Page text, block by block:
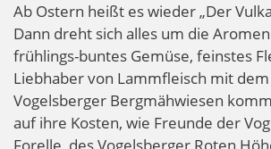
Ab Ostern heißt es wieder „Der
Dann dreht sich alles um die
frühlings-buntes Gemüse, feinstes
Liebhaber von Lammfleisch mit
Vogelsberger Bergmähwiesen
auf ihre Kosten, wie Freunde der